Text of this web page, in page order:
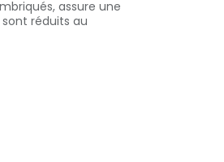
assure une
réduits au